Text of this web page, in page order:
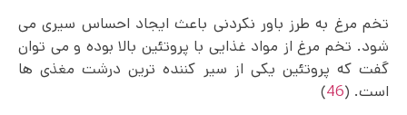
تخم مرغ به طرز باور نکردنی باعث ایجاد احساس سیری می
شود. تخم مرغ از مواد غذایی با پروتئین بالا بوده و می توان
گفت که پروتئین یکی از سیر کننده ترین درشت مغذی ها
است. (46
)